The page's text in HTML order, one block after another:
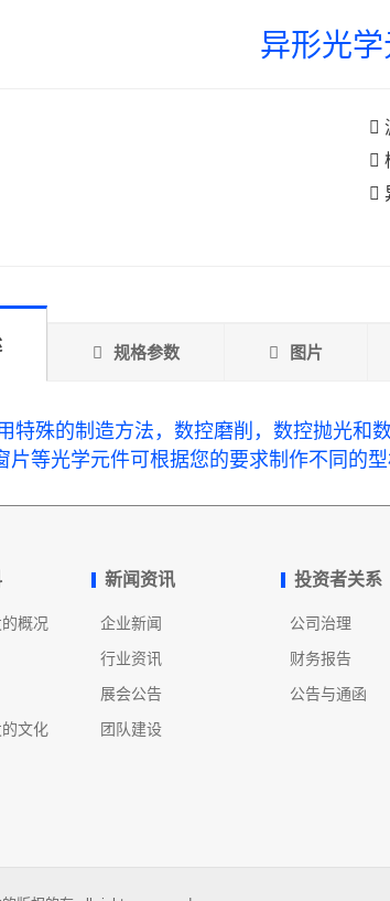
异形光
规格参数 图片
殊的制造方法，数控磨削，数控抛光和
片等光学元件可根据您的要求制作不同的
概况
文化
新闻资讯
企业新闻
行业资讯
展会公告
团队建设
投资者关系
公司治理
财务报告
公告与通函